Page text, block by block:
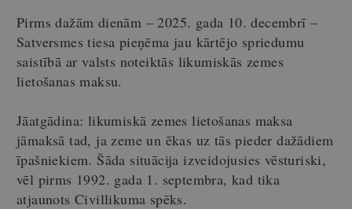
Pirms dažām dienām – 2025. gada 10. decembrī –
Satversmes tiesa pieņēma jau kārtējo spriedumu
saistībā ar valsts noteiktās likumiskās zemes
lietošanas maksu.
Jāatgādina: likumiskā zemes lietošanas maksa
jāmaksā tad, ja zeme un ēkas uz tās pieder dažādiem
īpašniekiem. Šāda situācija izveidojusies vēsturiski,
vēl pirms 1992. gada 1. septembra, kad tika
atjaunots Civillikuma spēks.